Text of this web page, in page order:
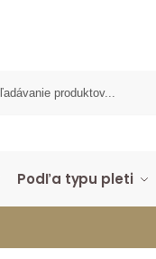
Podľa typu pleti